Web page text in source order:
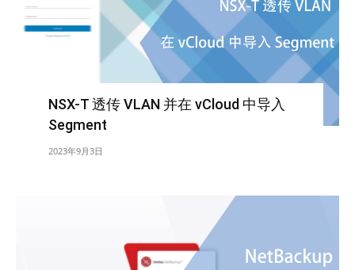
NSX-T 透传 VLAN 并在 vCloud 中导入
Segment
2023年9月3日